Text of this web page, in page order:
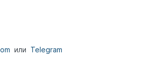
или Telegram